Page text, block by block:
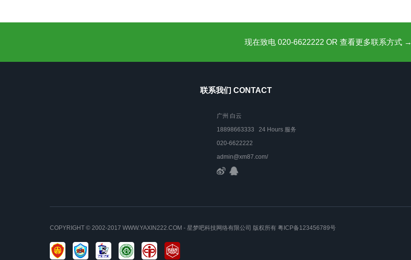
现在致电 020-6622222 OR 查看更多联系方式 →
联系我们 CONTACT
广州 白云
18898663333 24 Hours 服务
020-6622222
admin@xm87.com/
COPYRIGHT © 2002-2017 WWW.YAXIN222.COM - 星梦吧科技网络有限公司 版权所有 粤ICP备123456789号